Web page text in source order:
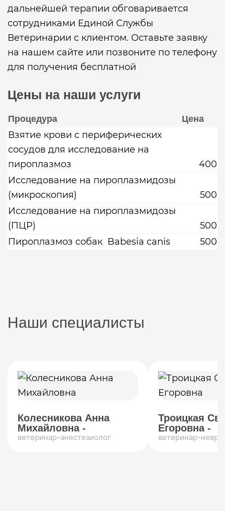
дальнейшей терапии обговаривается
сотрудниками Единой Службы
Ветеринарии с клиентом. Оставьте заявку
на нашем сайте или позвоните по телефону
для получения бесплатной
Цены на наши услуги
Процедура Цена
Взятие крови с периферических
сосудов для исследование на
пироплазмоз
400
Исследование на пироплазмидозы
(микроскопия)
500
Исследование на пироплазмидозы
(ПЦР)
500
Пироплазмоз собак Babesia canis
500
Наши специалисты
Колесникова Анна
Михайловна -
ветеринар-анестезиолог
Троицкая
Егоровна -
ветеринар-